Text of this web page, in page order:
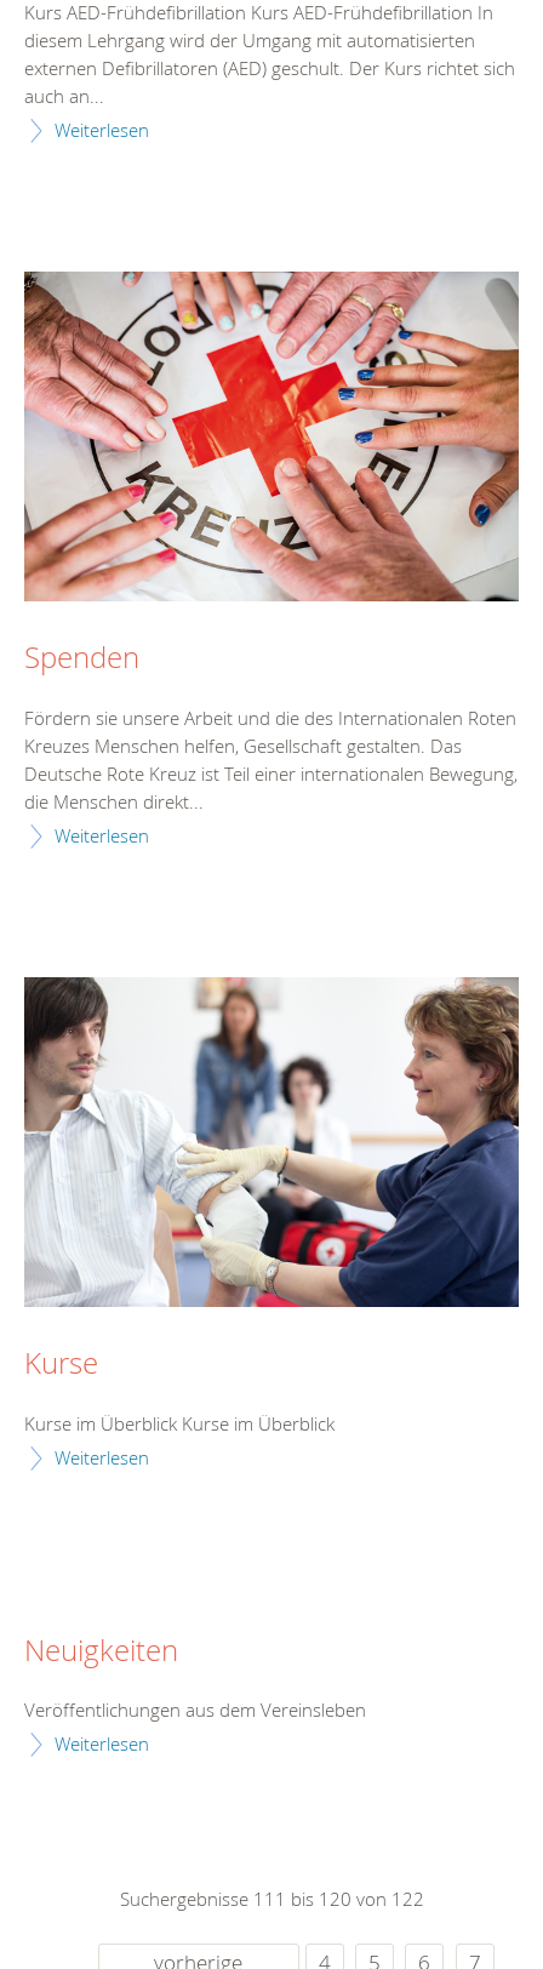
Kurs AED-Frühdefibrillation Kurs AED-Frühdefibrillation In
diesem Lehrgang wird der Umgang mit automatisierten
externen Defibrillatoren (AED) geschult. Der Kurs richtet sich
auch an...
Weiterlesen
Spenden
Fördern sie unsere Arbeit und die des Internationalen Roten
Kreuzes Menschen helfen, Gesellschaft gestalten. Das
Deutsche Rote Kreuz ist Teil einer internationalen Bewegung,
die Menschen direkt...
Weiterlesen
Kurse
Kurse im Überblick Kurse im Überblick
Weiterlesen
Neuigkeiten
Veröffentlichungen aus dem Vereinsleben
Weiterlesen
Suchergebnisse 111 bis 120 von 122
vorherige 4 5 6
7